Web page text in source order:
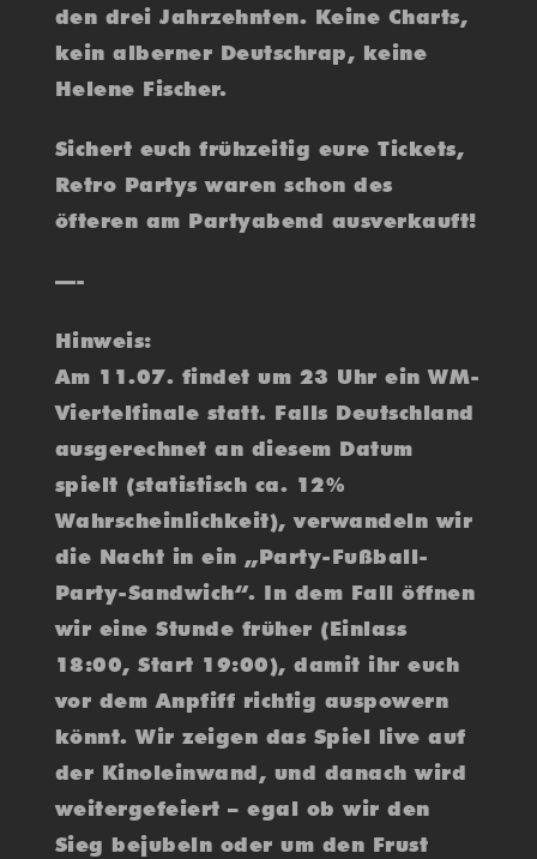
den drei Jahrzehnten. Keine Charts,
kein alberner Deutschrap, keine
Helene Fischer.
Sichert euch frühzeitig eure Tickets,
Retro Partys waren schon des
öfteren am Partyabend ausverkauft!
—-
Hinweis:
Am 11.07. findet um 23 Uhr ein WM-
Viertelfinale statt. Falls Deutschland
ausgerechnet an diesem Datum
spielt (statistisch ca. 12%
Wahrscheinlichkeit), verwandeln wir
die Nacht in ein „Party-Fußball-
Party-Sandwich“. In dem Fall öffnen
wir eine Stunde früher (Einlass
18:00, Start 19:00), damit ihr euch
vor dem Anpfiff richtig auspowern
könnt. Wir zeigen das Spiel live auf
der Kinoleinwand, und danach wird
weitergefeiert – egal ob wir den
Sieg bejubeln oder um den Frust